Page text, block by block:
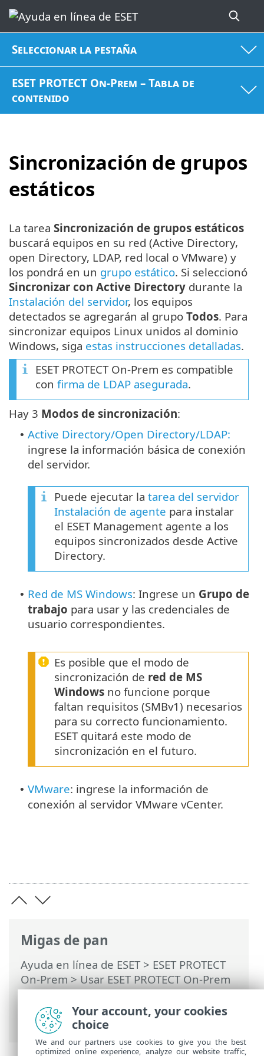
Seleccionar la pestaña
ESET PROTECT On-Prem – Tabla de
contenido
Sincronización de grupos
estáticos
Migas de pan
Ayuda en línea de ESET> ESET PROTECT
On-Prem>Usar ESET PROTECT On-Prem
>ESET PROTECT On-Prem Menú principal
Tareas >Tareas del servidor>
Sincronización de grupos estáticos
La tarea Sincronización de grupos estáticos
buscará equipos en su red (Active Directory,
open Directory, LDAP, red local o VMware) y
los pondrá en un grupo estático. Si seleccionó
Sincronizar con Active Directory durante la
Instalación del servidor, los equipos
detectados se agregarán al grupo Todos. Para
sincronizar equipos Linux unidos al dominio
Windows, siga estas instrucciones detalladas.
ESET PROTECT On-Prem es compatible
con firma de LDAP asegurada.
Hay 3 Modos de sincronización:
• Active Directory/Open Directory/LDAP:
ingrese la información básica de conexión
del servidor.
Puede ejecutar la tarea del servidor
Instalación de agente para instalar
el ESET Management agente a los
equipos sincronizados desde Active
Directory.
• Red de MS Windows: Ingrese un Grupo de
trabajo para usar y las credenciales de
usuario correspondientes.
Es posible que el modo de
sincronización de red de MS
Windows no funcione porque
faltan requisitos (SMBv1) necesarios
para su correcto funcionamiento.
ESET quitará este modo de
sincronización en el futuro.
• VMware: ingrese la información de
conexión al servidor VMware vCenter.
Your account, your cookies
choice
We and our partners use cookies to give you the best
optimized online experience, analyze our website traffic,